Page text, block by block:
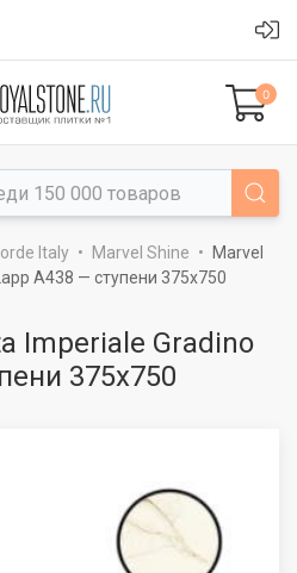
0
Italy Marvel Shine
Marvel
A438 — ступени 375x750
Imperiale Gradino
375x750